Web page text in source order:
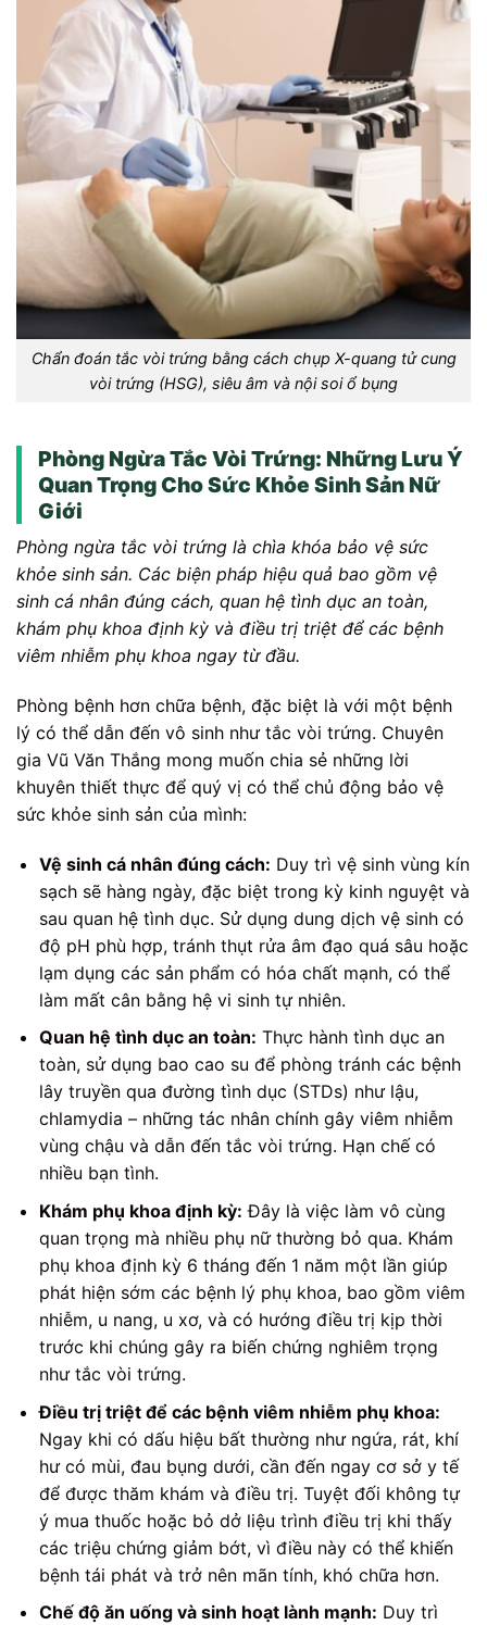
Chẩn đoán tắc vòi trứng bằng cách chụp X-quang tử cung
vòi trứng (HSG), siêu âm và nội soi ổ bụng
Phòng Ngừa Tắc Vòi Trứng: Những Lưu Ý
Quan Trọng Cho Sức Khỏe Sinh Sản Nữ
Giới
Phòng ngừa tắc vòi trứng là chìa khóa bảo vệ sức
khỏe sinh sản. Các biện pháp hiệu quả bao gồm vệ
sinh cá nhân đúng cách, quan hệ tình dục an toàn,
khám phụ khoa định kỳ và điều trị triệt để các bệnh
viêm nhiễm phụ khoa ngay từ đầu.
Phòng bệnh hơn chữa bệnh, đặc biệt là với một bệnh
lý có thể dẫn đến vô sinh như tắc vòi trứng. Chuyên
gia Vũ Văn Thắng mong muốn chia sẻ những lời
khuyên thiết thực để quý vị có thể chủ động bảo vệ
sức khỏe sinh sản của mình:
Vệ sinh cá nhân đúng cách: Duy trì vệ sinh vùng kín
sạch sẽ hàng ngày, đặc biệt trong kỳ kinh nguyệt và
sau quan hệ tình dục. Sử dụng dung dịch vệ sinh có
độ pH phù hợp, tránh thụt rửa âm đạo quá sâu hoặc
lạm dụng các sản phẩm có hóa chất mạnh, có thể
làm mất cân bằng hệ vi sinh tự nhiên.
Quan hệ tình dục an toàn: Thực hành tình dục an
toàn, sử dụng bao cao su để phòng tránh các bệnh
lây truyền qua đường tình dục (STDs) như lậu,
chlamydia – những tác nhân chính gây viêm nhiễm
vùng chậu và dẫn đến tắc vòi trứng. Hạn chế có
nhiều bạn tình.
Khám phụ khoa định kỳ: Đây là việc làm vô cùng
quan trọng mà nhiều phụ nữ thường bỏ qua. Khám
phụ khoa định kỳ 6 tháng đến 1 năm một lần giúp
phát hiện sớm các bệnh lý phụ khoa, bao gồm viêm
nhiễm, u nang, u xơ, và có hướng điều trị kịp thời
trước khi chúng gây ra biến chứng nghiêm trọng
như tắc vòi trứng.
Điều trị triệt để các bệnh viêm nhiễm phụ khoa:
Ngay khi có dấu hiệu bất thường như ngứa, rát, khí
hư có mùi, đau bụng dưới, cần đến ngay cơ sở y tế
để được thăm khám và điều trị. Tuyệt đối không tự
ý mua thuốc hoặc bỏ dở liệu trình điều trị khi thấy
các triệu chứng giảm bớt, vì điều này có thể khiến
bệnh tái phát và trở nên mãn tính, khó chữa hơn.
Chế độ ăn uống và sinh hoạt lành mạnh: Duy trì